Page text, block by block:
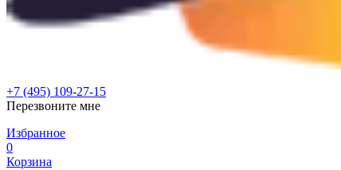
+7 (495) 109-27-15
Перезвоните мне
Избранное
0
Корзина